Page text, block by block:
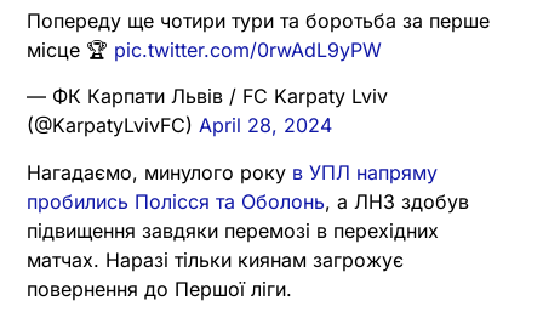
Попереду ще чотири тури та боротьба за перше
місце 🏆 pic.twitter.com/0rwAdL9yPW
— ФК Карпати Львів / FC Karpaty Lviv
(@KarpatyLvivFC) April 28, 2024
Нагадаємо, минулого року в УПЛ напряму
пробились Полісся та Оболонь, а ЛНЗ здобув
підвищення завдяки перемозі в перехідних
матчах. Наразі тільки киянам загрожує
повернення до Першої ліги.